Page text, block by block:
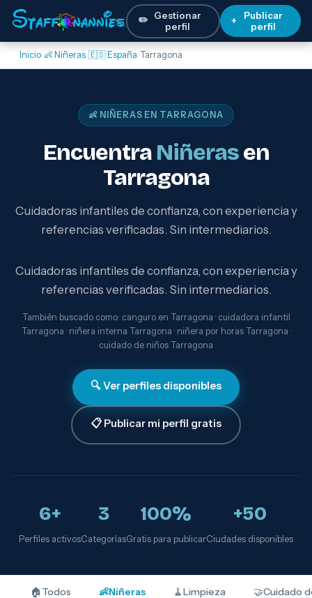
✏️ Gestionar
perfil
+
Publicar
perfil
Inicio›👶 Niñeras›🇪🇸 España›Tarragona
👶 NIÑERAS EN TARRAGONA
Encuentra Niñerasen
Tarragona
Cuidadoras infantiles de confianza, con experiencia y
referencias verificadas. Sin intermediarios.
Cuidadoras infantiles de confianza, con experiencia y
referencias verificadas. Sin intermediarios.
También buscado como: canguro en Tarragona · cuidadora infantil
Tarragona · niñera interna Tarragona · niñera por horas Tarragona ·
cuidado de niños Tarragona
🔍 Ver perfiles disponibles
📋 Publicar mi perfil gratis
6+
Perfiles activos
3
Categorías
100%
Gratis para publicar
+50
Ciudades disponibles
🏠 Todos 👶Niñeras 🧹Limpieza 🤝Cuidado